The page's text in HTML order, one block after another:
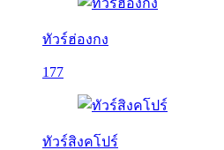
ทัวร์ฮ่องกง
177
ทัวร์สิงคโปร์